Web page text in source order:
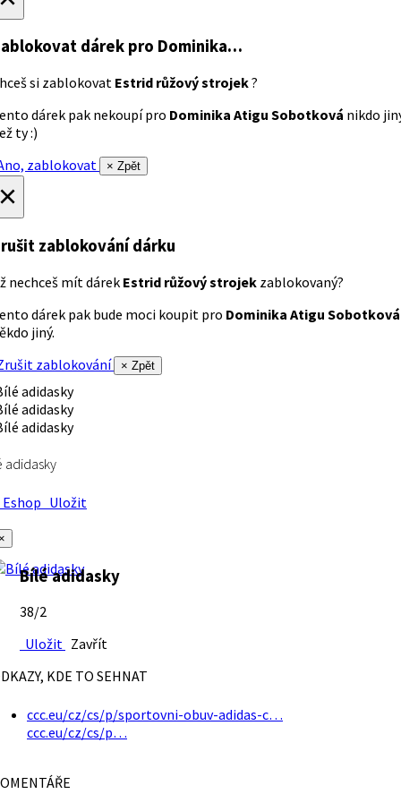
dárek pro Dominika…
si zablokovat Estrid růžový strojek?
dárek pak nekoupí pro Dominika Atigu Sobotková nikdo
ty :)
zablokovat
× Zpět
zablokování dárku
nechceš mít dárek Estrid růžový strojek zablokovaný?
dárek pak bude moci koupit pro Dominika Atigu Sobotková
jiný.
zablokování
× Zpět
adidasky
Uložit
Bílé adidasky
38/2
Uložit Zavřít
KDE TO SEHNAT
ccc.eu/cz/cs/p/sportovni-obuv-adidas-c…
ccc.eu/cz/cs/p…